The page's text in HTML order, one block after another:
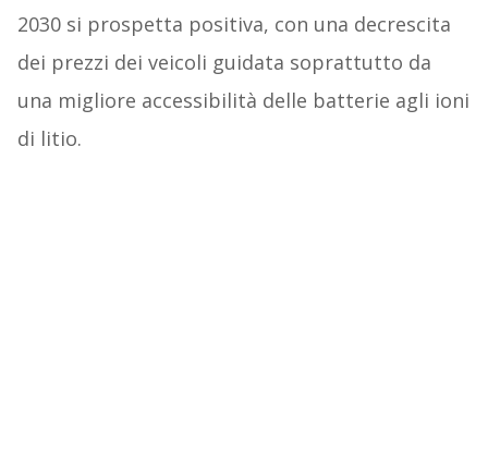
2030 si prospetta positiva, con una decrescita
dei prezzi dei veicoli guidata soprattutto da
una migliore accessibilità delle batterie agli ioni
di litio.